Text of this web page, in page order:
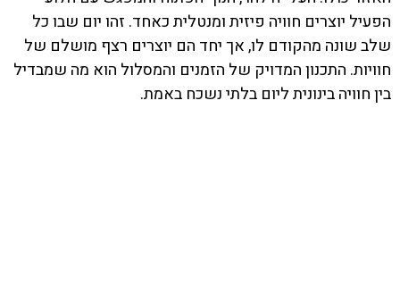
הפעיל יוצרים חוויה פיזית ומנטלית כאחד. זהו יום שבו כל
שלב שונה מהקודם לו, אך יחד הם יוצרים רצף מושלם של
חוויות. התכנון המדויק של הזמנים והמסלול הוא מה שמבדיל
בין חוויה בינונית ליום בלתי נשכח באמת.